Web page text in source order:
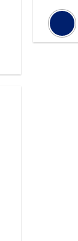
1/6